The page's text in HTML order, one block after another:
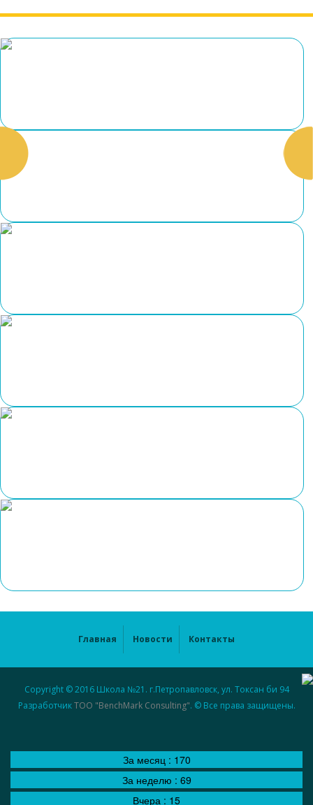
Главная Новости Контакты
Copyright © 2016 Школа №21. г.Петропавловск, ул. Токсан би 94
РазработчикТОО "BenchMark Consulting". © Все права защищены.
За месяц : 170
За неделю : 69
Вчера : 15